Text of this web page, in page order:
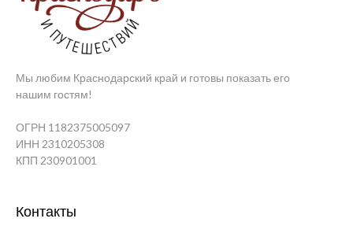
Мы любим Краснодарский край и готовы показать его
нашим гостям!
ОГРН 1182375005097
ИНН 2310205308
КПП 230901001
Контакты